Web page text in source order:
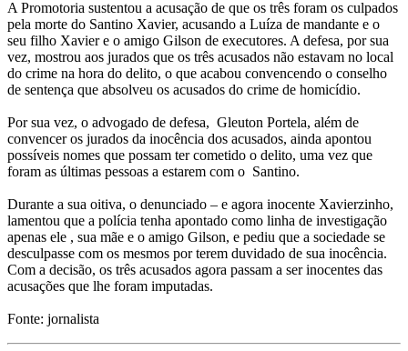
A Promotoria sustentou a acusação de que os três foram os culpados
pela morte do Santino Xavier, acusando a Luíza de mandante e o
seu filho Xavier e o amigo Gilson de executores. A defesa, por sua
vez, mostrou aos jurados que os três acusados não estavam no local
do crime na hora do delito, o que acabou convencendo o conselho
de sentença que absolveu os acusados do crime de homicídio.
Por sua vez, o advogado de defesa, Gleuton Portela, além de
convencer os jurados da inocência dos acusados, ainda apontou
possíveis nomes que possam ter cometido o delito, uma vez que
foram as últimas pessoas a estarem com o Santino.
Durante a sua oitiva, o denunciado – e agora inocente Xavierzinho,
lamentou que a polícia tenha apontado como linha de investigação
apenas ele , sua mãe e o amigo Gilson, e pediu que a sociedade se
desculpasse com os mesmos por terem duvidado de sua inocência.
Com a decisão, os três acusados agora passam a ser inocentes das
acusações que lhe foram imputadas.
Fonte: jornalista